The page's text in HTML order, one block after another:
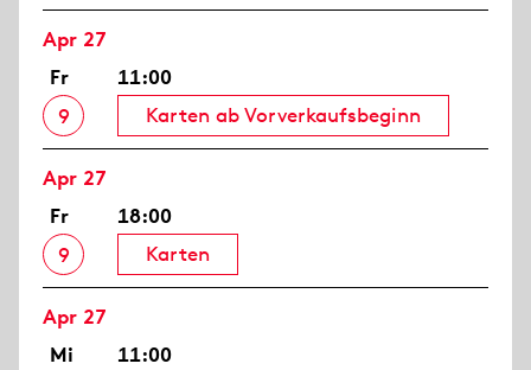
Apr 27
Fr
9
11:00
Karten ab Vorverkaufsbeginn
Apr 27
Fr
9
18:00
Karten
Apr 27
Mi
11:00